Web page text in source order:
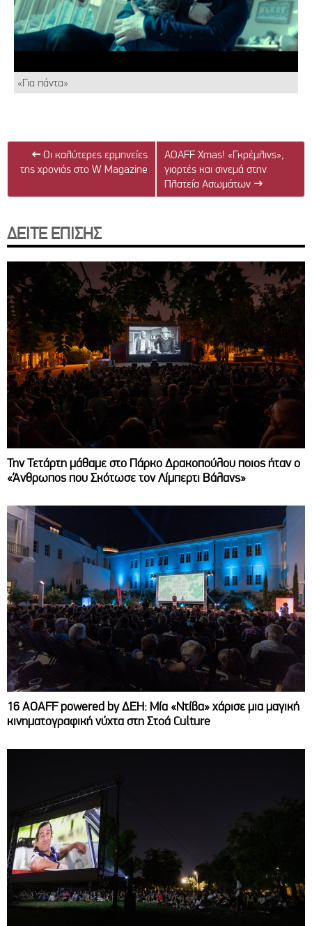
«Για πάντα»
← Οι καλύτερες ερμηνείες
της χρονιάς στο W Magazine
AOAFF Xmas! «Γκρέμλινς»,
γιορτές και σινεμά στην
Πλατεία Ασωμάτων →
ΔΕΙΤΕ ΕΠΙΣΗΣ
Την Τετάρτη μάθαμε στο Πάρκο Δρακοπούλου ποιος ήταν ο
«Άνθρωπος που Σκότωσε τον Λίμπερτι Βάλανς»
16 AOAFF powered by ΔΕΗ: Μία «Ντίβα» χάρισε μια μαγική
κινηματογραφική νύχτα στη Στοά Culture